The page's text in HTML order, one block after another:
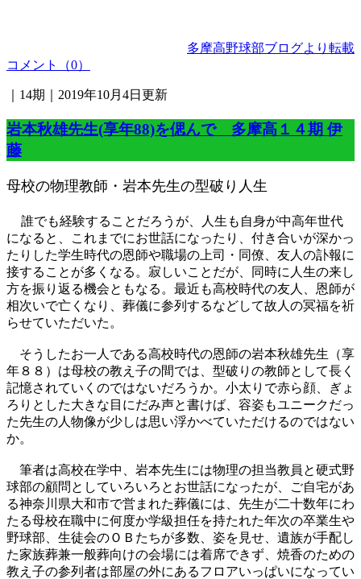
多摩高野球部ブログより転載
コメント（0）
｜14期｜2019年10月4日更新
岩本秋雄先生(享年88)を偲んで 多摩高１４期 伊
藤
母校の物理教師・岩本先生の型破り人生
誰でも経験することだろうが、人生も自身が中高年世代
になると、
これまでにお世話になったり、 付き合いが深かっ
たりした学生時代の恩師や職場の上司・同僚、 友人の訃報に
接することが多くなる。寂しいことだが、
同時に人生の来し
方を振り返る機会ともなる。 最近も高校時代の友人、恩師が
相次いで亡くなり、 葬儀に参列するなどして故人の冥福を祈
らせていただいた。
そうしたお一人である高校時代の恩師の岩本秋雄先生（享
年８８） は母校の教え子の間では、 型破りの教師として長く
記憶されていくのではないだろうか。 小太りで赤ら顔、ぎょ
ろりとした大きな目にだみ声と書けば、 容姿もユニークだっ
た先生の人物像が少しは思い浮かべていただけるのではない
か。
筆者は高校在学中、 岩本先生には物理の担当教員と硬式野
球部の顧問としていろいろと お世話になったが、
ご自宅があ
る神奈川県大和市で営まれた葬儀には、 先生が二十数年にわ
たる母校在職中に何度か学級担任を持たれた年次の卒業生や
野球部、生徒会のＯＢたちが多数、姿を見せ、 遺族が手配し
た家族葬兼一般葬向けの会場には着席できず、 焼香のための
教え子の参列者は部屋の外にあるフロアいっぱいになってい